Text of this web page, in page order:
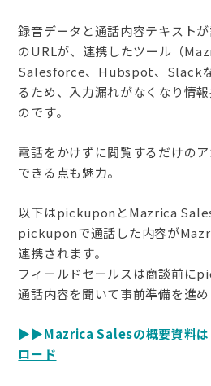
録音データと通話内容テキスト
のURLが、連携したツール（
Salesforce、Hubspot、Slack
るため、入力漏れがなくなり情
のです。
電話をかけずに閲覧するだけの
できる点も魅力。
以下はpickuponとMazrica Sales
pickuponで通話した内容が
連携されます。
フィールドセールスは商談前に
通話内容を聞いて事前準備を進め
▶︎▶︎Mazrica Salesの概要資料は
ロード